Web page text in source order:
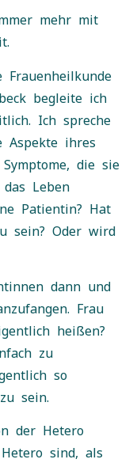
mehr mit
begleite ich
Ich spreche
Aspekte ihres
die sie
das Leben
Patientin? Hat
sein? Oder wird
dann und
Frau
heißen?
zu
so
sein.
der Hetero
sind, als